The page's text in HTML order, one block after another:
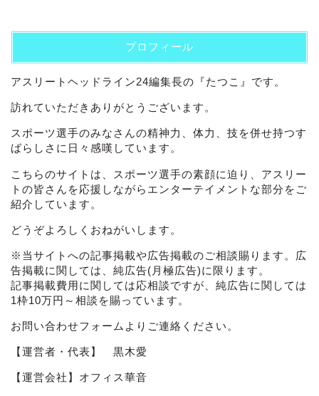
プロフィール
アスリートヘッドライン24編集長の『たつこ』です。
訪れていただきありがとうございます。
スポーツ選手のみなさんの精神力、体力、技を併せ持つす
ばらしさに日々感嘆しています。
こちらのサイトは、スポーツ選手の素顔に迫り、アスリー
トの皆さんを応援しながらエンターテイメントな部分をご
紹介しています。
どうぞよろしくおねがいします。
※当サイトへの記事掲載や広告掲載のご相談賜ります。広
告掲載に関しては、純広告(月極広告)に限ります。
記事掲載費用に関しては応相談ですが、純広告に関しては
1枠10万円～相談を賜っています。
お問い合わせフォーム よりご連絡ください。
【運営者・代表】 黒木愛
【運営会社】オフィス華音